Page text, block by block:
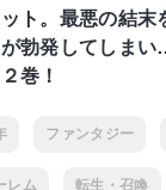
ト。最悪の結末
勃発してしま
巻！
ファンタジー
レム 転生・召喚